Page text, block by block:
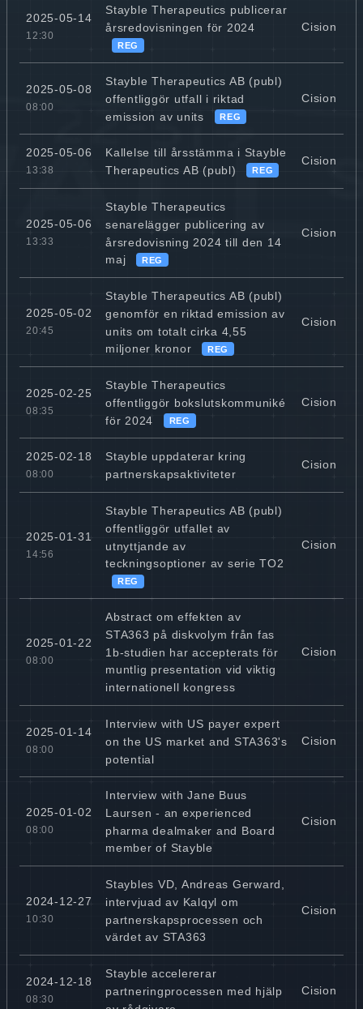
2025-05-14
12:30
Stayble Therapeutics publicerar
årsredovisningen för 2024
REG
Cision
2025-05-08
08:00
Stayble Therapeutics AB (publ)
offentliggör utfall i riktad
emission av units
REG
Cision
2025-05-06
13:38
Kallelse till årsstämma i Stayble
Therapeutics AB (publ)
REG
Cision
2025-05-06
13:33
Stayble Therapeutics
senarelägger publicering av
årsredovisning 2024 till den 14
maj
REG
Cision
2025-05-02
20:45
Stayble Therapeutics AB (publ)
genomför en riktad emission av
units om totalt cirka 4,55
miljoner kronor
REG
Cision
2025-02-25
08:35
Stayble Therapeutics
offentliggör bokslutskommuniké
för 2024
REG
Cision
2025-02-18
08:00
Stayble uppdaterar kring
partnerskapsaktiviteter
Cision
2025-01-31
14:56
Stayble Therapeutics AB (publ)
offentliggör utfallet av
utnyttjande av
teckningsoptioner av serie TO2
REG
Cision
2025-01-22
08:00
Abstract om effekten av
STA363 på diskvolym från fas
1b-studien har accepterats för
muntlig presentation vid viktig
internationell kongress
Cision
2025-01-14
08:00
Interview with US payer expert
on the US market and STA363's
potential
Cision
2025-01-02
08:00
Interview with Jane Buus
Laursen - an experienced
pharma dealmaker and Board
member of Stayble
Cision
2024-12-27
10:30
Staybles VD, Andreas Gerward,
intervjuad av Kalqyl om
partnerskapsprocessen och
värdet av STA363
Cision
2024-12-18
08:30
Stayble accelererar
partneringprocessen med hjälp
Cision